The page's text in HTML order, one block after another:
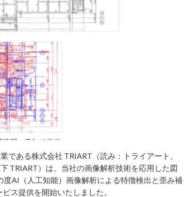
ある株式会社 TRIART（読み：トライアート、
TRIART）は、当社の画像解析技術を応⽤した図
AI（⼈⼯知能）画像解析による特徴検出と歪み補
ス提供を開始いたしました。